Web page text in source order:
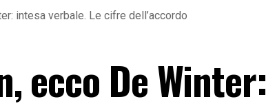
intesa verbale. Le cifre dell’accordo
ecco De Winter: